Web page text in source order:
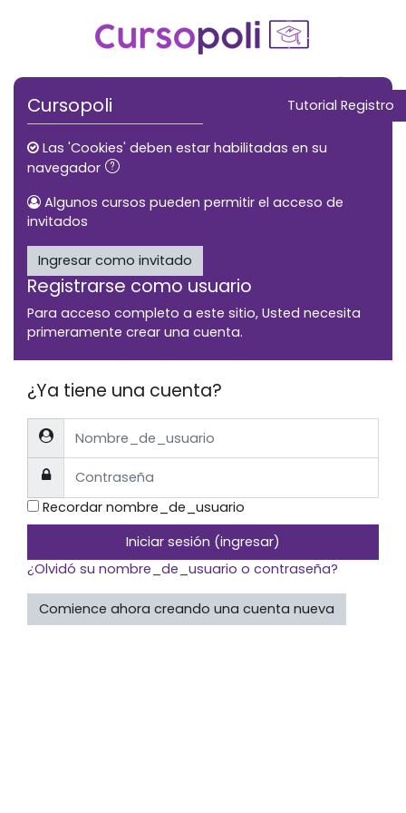
Saltar a crear una nueva cuenta
Cursopoli
Las 'Cookies' deben estar habilitadas en su
navegador
Algunos cursos pueden permitir el acceso de
invitados
Ingresar como invitado
Registrarse como usuario
Para acceso completo a este sitio, Usted necesita
primeramente crear una cuenta.
¿Ya tiene una cuenta?
Nombre_de_usuario
Contraseña
Recordar nombre_de_usuario
Iniciar sesión (ingresar)
¿Olvidó su nombre_de_usuario o contraseña?
Comience ahora creando una cuenta nueva
Tutorial Registro